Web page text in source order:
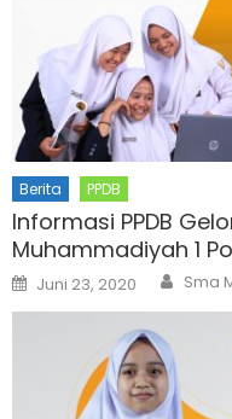
Berita PPDB
Informasi PPDB
Muhammadiyah 1
Posted
on
Juni 23, 2020 Sma